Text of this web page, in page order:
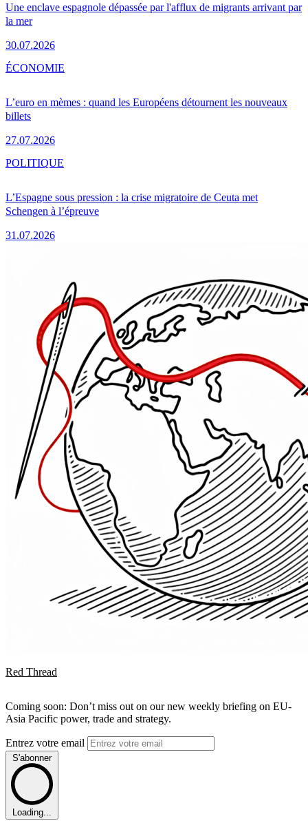
Une enclave espagnole dépassée par l'afflux de migrants arrivant par
la mer
30.07.2026
L’euro en mèmes : quand les Européens détournent les nouveaux
billets
27.07.2026
ÉCONOMIE
L’Espagne sous pression : la crise migratoire de Ceuta met
Schengen à l’épreuve
31.07.2026
POLITIQUE
Red Thread
Coming soon: Don’t miss out on our new weekly briefing on EU-
Asia Pacific power, trade and strategy.
Entrez votre email
S'abonner
Loading...